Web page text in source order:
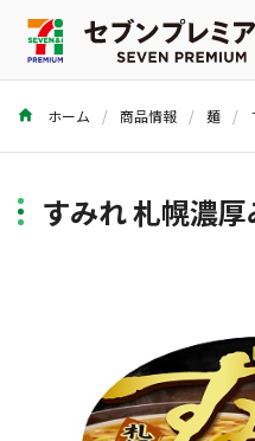
商品を探す
ホーム 商品情報 麺
すみれ 札幌濃